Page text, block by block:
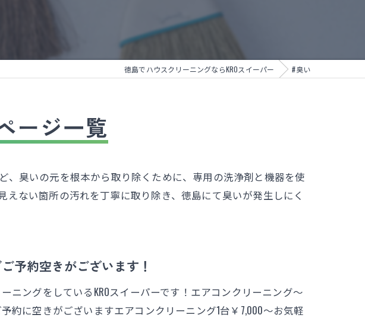
藍住町のハウスクリーニング
徳島でハウスクリーニングならKROスイーパー #臭い
ージ一覧
臭いの元を根本から取り除くために、専用の洗浄剤と機器を使
ない箇所の汚れを丁寧に取り除き、徳島にて臭いが発生しにく
予約空きがございます！
ニングをしているKROスイーパーです！エアコンクリーニング～
約に空きがございますエアコンクリーニング1台￥7,000～お気軽